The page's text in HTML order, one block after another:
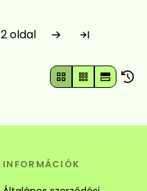
2
INFORMÁCIÓK